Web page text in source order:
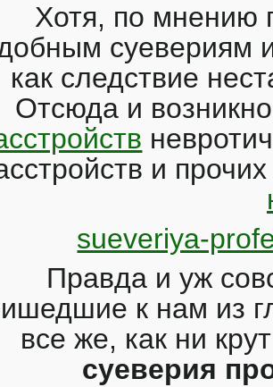
Хотя, по мнению
суевериям
как следствие
Отсюда и
и
Правда и уж
к нам из
все же, как ни
суеверия